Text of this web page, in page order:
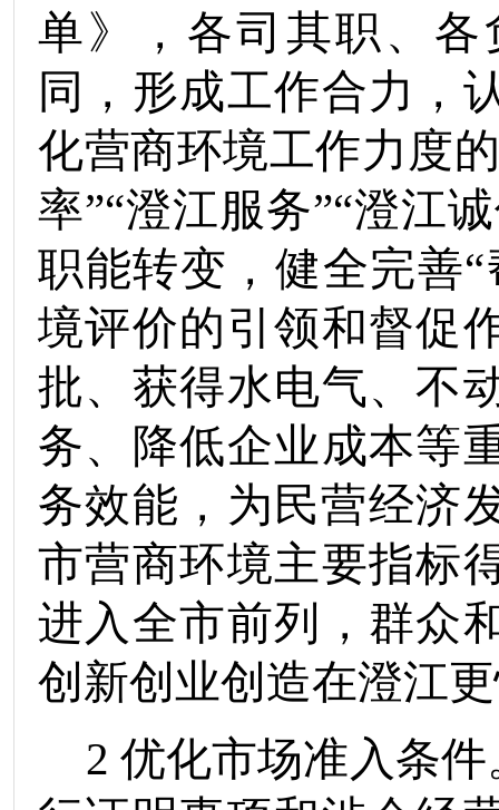
单》，各司其职、
同，形成工作合力 ，
化营商环境工作力度
率”“澄江服务”“澄江
职能转变，健全完善
境评价的引领和督促
批、获得水电气、不
务、降低企业成本等
务效能，为民营经济
市营商环境主要指标
进入全市前列，群众
创新创业创造在澄江
2优化市场准入条